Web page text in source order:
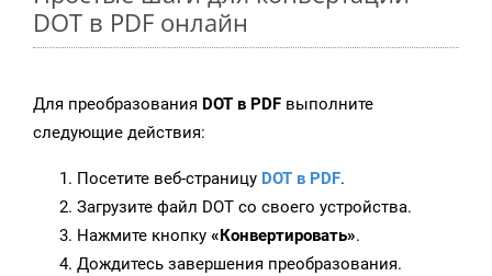
DOT в PDF онлайн
Для преобразования DOT в PDF выполните
следующие действия:
Посетите веб-страницу DOT в PDF.
Загрузите файл DOT со своего устройства.
Нажмите кнопку «Конвертировать».
Дождитесь завершения преобразования.